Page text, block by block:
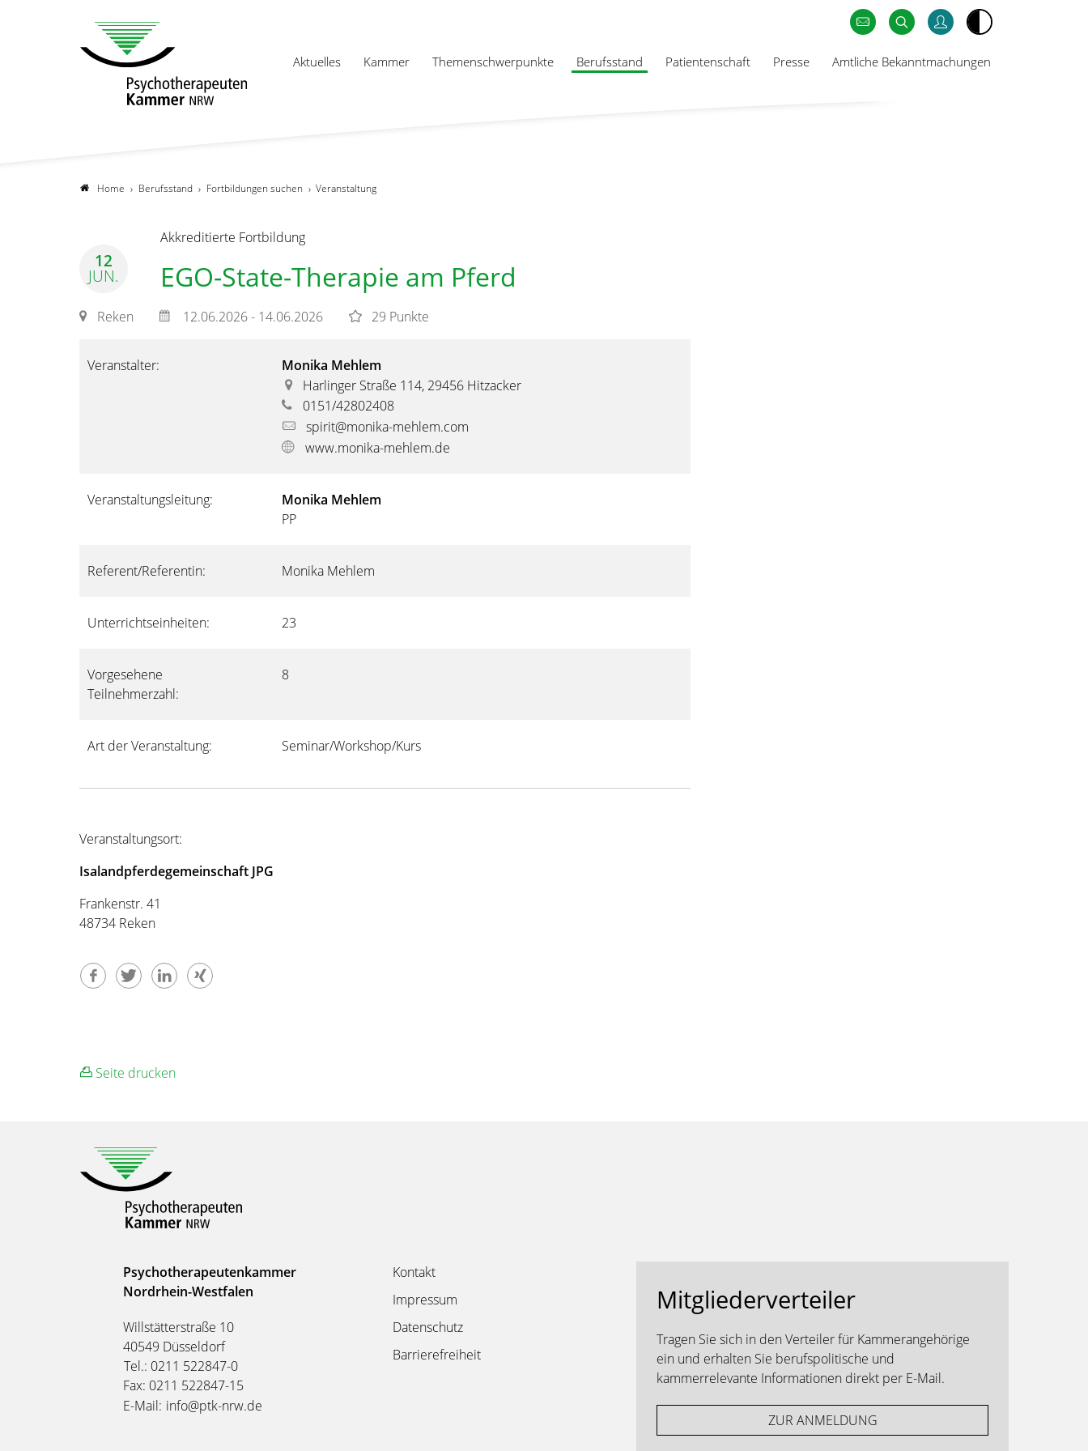
Aktuelles Kammer Themenschwerpunkte Berufsstand Patientenschaft Presse Amtliche Bekanntmachungen
Home Berufsstand Fortbildungen suchen Veranstaltung
12
JUN.
Akkreditierte Fortbildung
EGO-State-Therapie am Pferd
Reken 12.06.2026 - 14.06.2026 29 Punkte
Veranstalter:
Monika Mehlem
Harlinger Straße 114, 29456 Hitzacker
0151/42802408
spirit@monika-mehlem.com
www.monika-mehlem.de
Veranstaltungsleitung:
Monika Mehlem
PP
Referent/Referentin: Monika Mehlem
Unterrichtseinheiten: 23
Vorgesehene
Teilnehmerzahl:
8
Art der Veranstaltung: Seminar/Workshop/Kurs
Veranstaltungsort:
Isalandpferdegemeinschaft JPG
Frankenstr. 41
48734 Reken
Seite drucken
Psychotherapeutenkammer
Nordrhein-Westfalen
Willstätterstraße 10
40549 Düsseldorf
Tel.: 0211 522847-0
Fax: 0211 522847-15
E-Mail: info@ptk-nrw.de
Kontakt
Impressum
Datenschutz
Barrierefreiheit
Mitgliederverteiler
Tragen Sie sich in den Verteiler für Kammerangehörige
ein und erhalten Sie berufspolitische und
kammerrelevante Informationen direkt per E-Mail.
ZUR ANMELDUNG